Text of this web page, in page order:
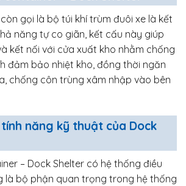
gọi là bộ túi khí trùm đuôi xe là kết
năng tự co giãn, kết cấu này giúp
kết nối với cửa xuất kho nhằm chống
đảm bảo nhiệt kho, đồng thời ngăn
chống côn trùng xâm nhập vào bên
năng kỹ thuật của Dock
– Dock Shelter có hệ thống điều
là bộ phận quan trọng trong hệ thống